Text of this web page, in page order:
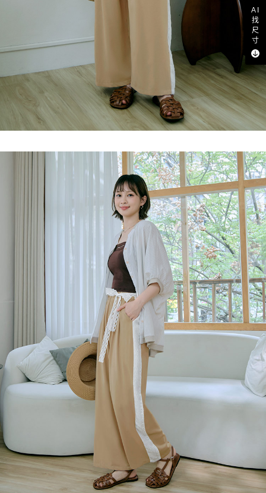
AI
找
尺
寸